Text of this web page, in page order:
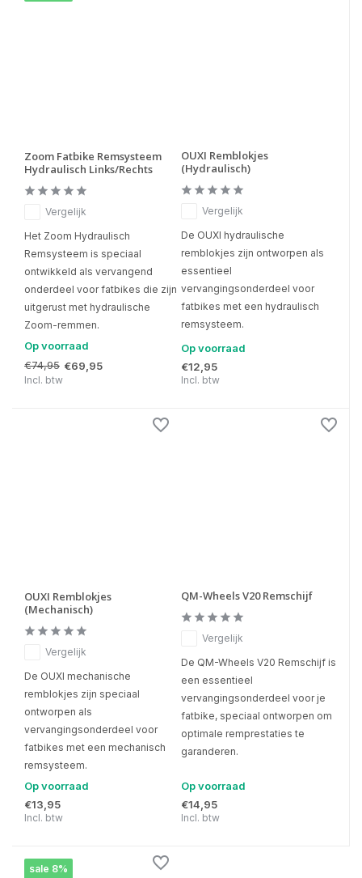
Zoom Fatbike Remsysteem
Hydraulisch Links/Rechts
Vergelijk
Het Zoom Hydraulisch
Remsysteem is speciaal
ontwikkeld als vervangend
onderdeel voor fatbikes die zijn
uitgerust met hydraulische
Zoom-remmen.
Op voorraad
€74,95 €69,95
Incl. btw
OUXI Remblokjes
(Hydraulisch)
Vergelijk
De OUXI hydraulische
remblokjes zijn ontworpen als
essentieel
vervangingsonderdeel voor
fatbikes met een hydraulisch
remsysteem.
Op voorraad
€12,95
Incl. btw
OUXI Remblokjes
(Mechanisch)
Vergelijk
De OUXI mechanische
remblokjes zijn speciaal
ontworpen als
vervangingsonderdeel voor
fatbikes met een mechanisch
remsysteem.
Op voorraad
€13,95
Incl. btw
QM-Wheels V20 Remschijf
Vergelijk
De QM-Wheels V20 Remschijf is
een essentieel
vervangingsonderdeel voor je
fatbike, speciaal ontworpen om
optimale remprestaties te
garanderen.
Op voorraad
€14,95
Incl. btw
sale 8%